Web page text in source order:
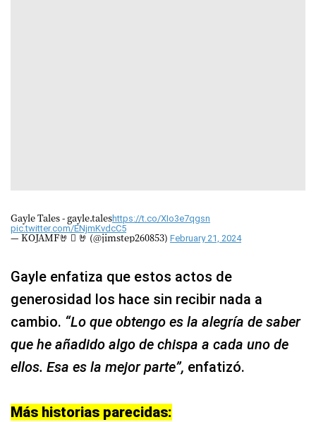
Gayle Tales - gayle.taleshttps://t.co/XIo3e7qgsn
pic.twitter.com/ENjmKvdcC5
— KOJAMF🤘  🤘 (@jimstep260853) February 21, 2024
Gayle enfatiza que estos actos de
generosidad los hace sin recibir nada a
cambio. “Lo que obtengo es la alegría de saber
que he añadido algo de chispa a cada uno de
ellos. Esa es la mejor parte”, enfatizó.
Más historias parecidas: